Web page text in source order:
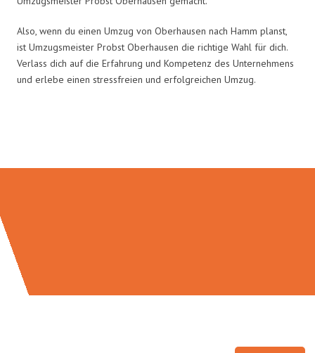
Also, wenn du einen Umzug von Oberhausen nach Hamm planst,
ist Umzugsmeister Probst Oberhausen die richtige Wahl für dich.
Verlass dich auf die Erfahrung und Kompetenz des Unternehmens
und erlebe einen stressfreien und erfolgreichen Umzug.